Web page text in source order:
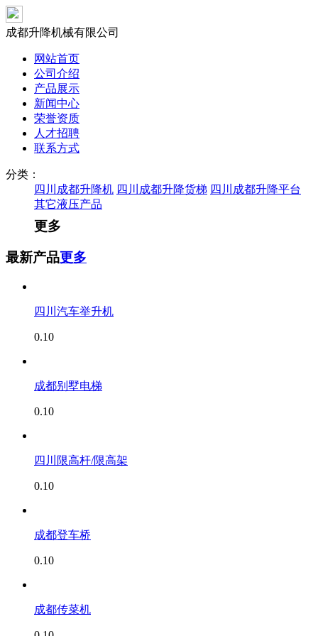
成都升降机械有限公司
网站首页
公司介绍
产品展示
新闻中心
荣誉资质
人才招聘
联系方式
分类：
四川成都升降机 四川成都升降货梯 四川成都升降平台
其它液压产品
更多
最新产品更多
四川汽车举升机
0.10
成都别墅电梯
0.10
四川限高杆/限高架
0.10
成都登车桥
0.10
成都传菜机